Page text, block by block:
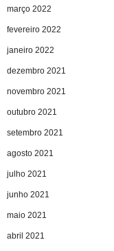
março 2022
fevereiro 2022
janeiro 2022
dezembro 2021
novembro 2021
outubro 2021
setembro 2021
agosto 2021
julho 2021
junho 2021
maio 2021
abril 2021